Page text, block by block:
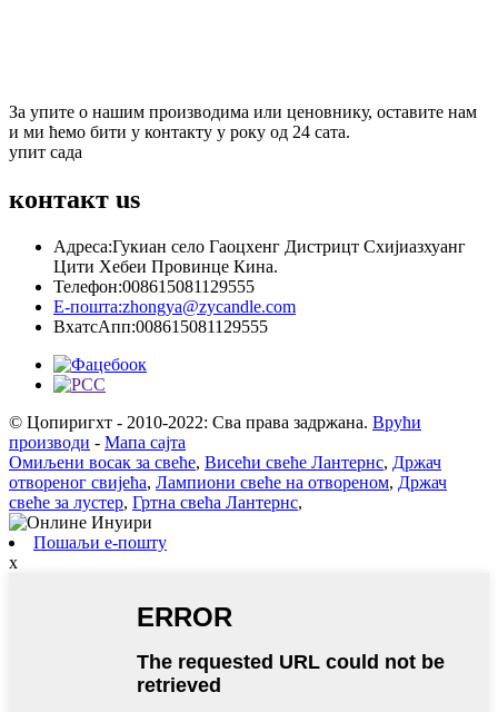
За упите о нашим производима или ценовнику, оставите нам
и ми ћемо бити у контакту у року од 24 сата.
упит сада
контакт us
Адреса:Гукиан село Гаоцхенг Дистрицт Схијиазхуанг
Цити Хебеи Провинце Кина.
Телефон:008615081129555
Е-пошта:zhongya@zycandle.com
ВхатсАпп:008615081129555
© Цопиригхт - 2010-2022: Сва права задржана. Врући
производи - Мапа сајта
Омиљени восак за свеће, Висећи свеће Лантернс, Држач
отвореног свијећа, Лампиони свеће на отвореном, Држач
свеће за лустер, Гртна свећа Лантернс,
Пошаљи е-пошту
x